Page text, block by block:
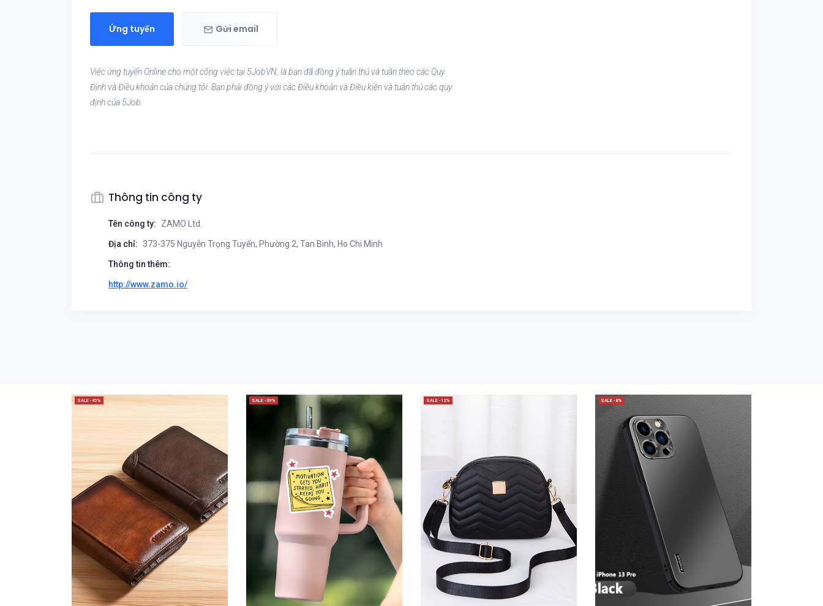
Ứng tuyển Gửi email
Việc ứng tuyển Online cho một công việc tại 5JobVN, là bạn đã đồng ý tuân thủ và tuân theo các Quy
Định và Điều khoản của chúng tôi. Bạn phải đồng ý với các Điều khoản và Điều kiện và tuân thủ các quy
định của 5Job.
Thông tin công ty
Tên công ty: ZAMO Ltd.
Địa chỉ: 373-375 Nguyễn Trọng Tuyển, Phường 2, Tan Binh, Ho Chi Minh
Thông tin thêm:
http://www.zamo.io/
SALE -45% SALE -39% SALE -12% SALE -8%